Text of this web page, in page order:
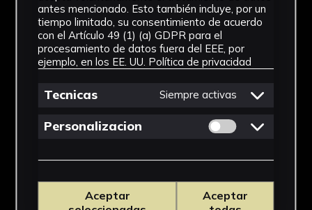
NºCatálogo
CAUS-0603
Tipología
Arqueología
Original: Época medieval islámica
antes mencionado. Esto también incluye, por un
tiempo limitado, su consentimiento de acuerdo
con el Artículo 49 (1) (a) GDPR para el
procesamiento de datos fuera del EEE, por
ejemplo, en los EE. UU. Política de privacidad
Tecnicas Siempre activas
Personalizacion Permitir cookies
Aceptar
Aceptar